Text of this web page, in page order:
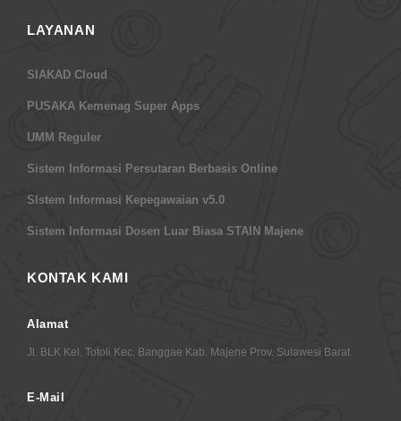
LAYANAN
SIAKAD Cloud
PUSAKA Kemenag Super Apps
UMM Reguler
Sistem Informasi Persutaran Berbasis Online
SIstem Informasi Kepegawaian v5.0
Sistem Informasi Dosen Luar Biasa STAIN Majene
KONTAK KAMI
Alamat
Jl. BLK Kel. Totoli Kec. Banggae Kab. Majene Prov. Sulawesi Barat
E-Mail